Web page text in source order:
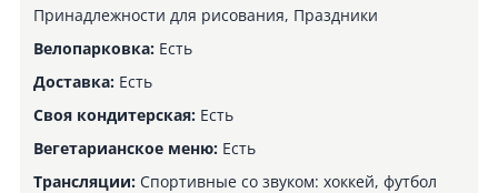
Принадлежности для рисования, Праздники
Велопарковка:Есть
Доставка:Есть
Своя кондитерская:Есть
Вегетарианское меню:Есть
Трансляции:Спортивные со звуком: хоккей, футбол